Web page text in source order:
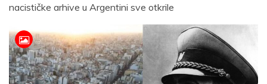
nacističke arhive u Argentini sve otkrile